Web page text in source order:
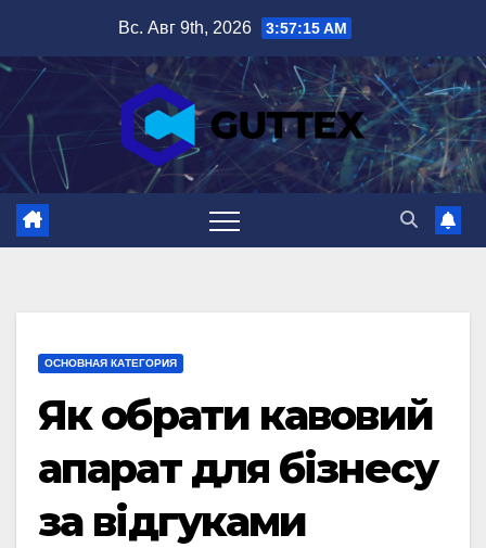
содержимому
Вс. Авг 9th, 2026 3:57:16 AM
ОСНОВНАЯ КАТЕГОРИЯ
Як обрати кавовий
апарат для бізнесу
за відгуками